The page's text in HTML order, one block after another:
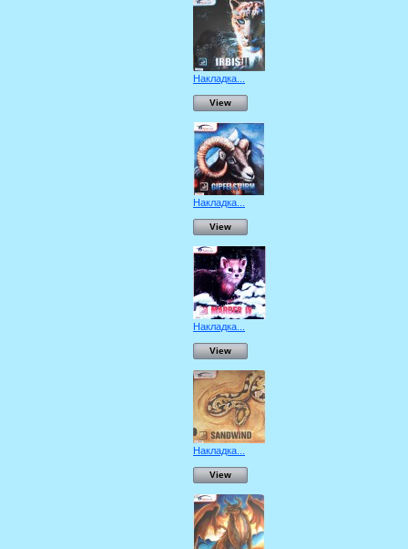
Накладка...
View
Накладка...
View
Накладка...
View
Накладка...
View